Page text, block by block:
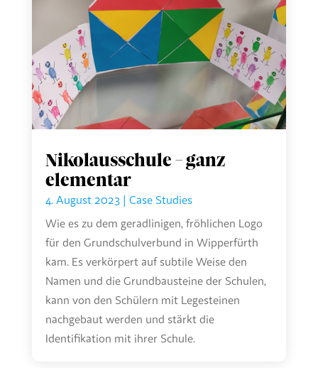
Nikolausschule – ganz
elementar
4. August 2023| Case Studies
Wie es zu dem geradlinigen, fröhlichen Logo
für den Grundschulverbund in Wipperfürth
kam. Es verkörpert auf subtile Weise den
Namen und die Grundbausteine der Schulen,
kann von den Schülern mit Legesteinen
nachgebaut werden und stärkt die
Identiﬁkation mit ihrer Schule.